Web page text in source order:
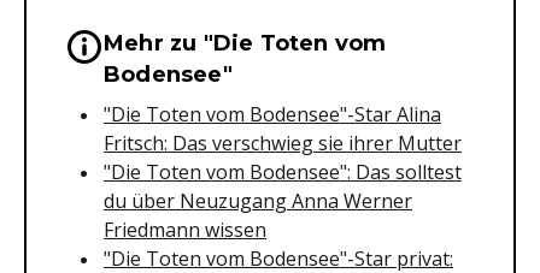
Wichtige Hinweise &
Mehr zu "Die Toten vom
Bodensee"
"Die Toten vom Bodensee"-Star Alina
Fritsch: Das verschwieg sie ihrer Mutter
"Die Toten vom Bodensee": Das solltest
du über Neuzugang Anna Werner
Friedmann wissen
"Die Toten vom Bodensee"-Star privat: